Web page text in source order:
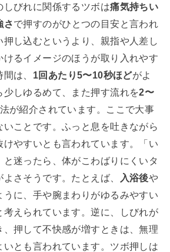
しびれに関係するツボは痛気持ちい
さで押すのがひとつの目安と言われ
し込むというより、親指や人差し
るイメージのほうが取り入れやす
は、 1回あたり5〜10秒ほどがよ
少しゆるめて、また押す流れを2〜
が紹介されています。ここで大事
いことです。ふっと息を吐きながら
やすいとも言われています。「い
迷ったら、体がこわばりにくいタ
さそうです。たとえば、
入浴後や
に、手や腕まわりがゆるみやすい
考えられています。逆に、しびれが
押して不快感が増すときは、無理
いとも言われています。ツボ押しは